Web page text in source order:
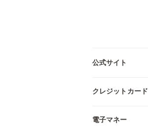
公式サイト
クレジットカード
電子マネー